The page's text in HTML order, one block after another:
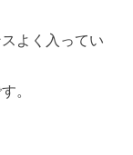
よく入ってい
。